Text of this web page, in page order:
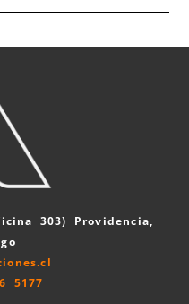
303) Providencia,
5177